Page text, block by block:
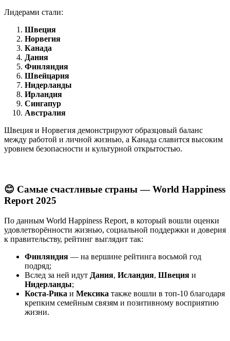
Лидерами стали:
Швеция
Норвегия
Канада
Дания
Финляндия
Швейцария
Нидерланды
Ирландия
Сингапур
Австралия
Швеция и Норвегия демонстрируют образцовый баланс
между работой и личной жизнью, а Канада славится высоким
уровнем безопасности и культурной открытостью.
😊 Самые счастливые страны — World Happiness
Report 2025
По данным World Happiness Report, в который вошли оценки
удовлетворённости жизнью, социальной поддержки и доверия
к правительству, рейтинг выглядит так:
Финляндия — на вершине рейтинга восьмой год
подряд;
Вслед за ней идут Дания, Исландия, Швеция и
Нидерланды;
Коста-Рика и Мексика также вошли в топ-10 благодаря
крепким семейным связям и позитивному восприятию
жизни.